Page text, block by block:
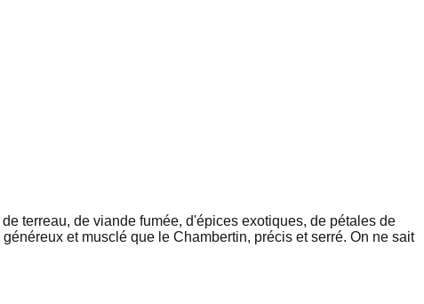
terreau, de viande fumée, d'épices exotiques, de pétales de
et musclé que le Chambertin, précis et serré. On ne sait